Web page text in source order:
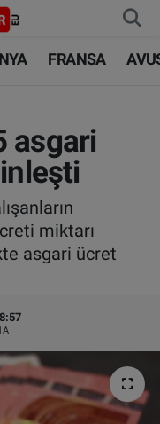
FRANSA
asgari
miktarı
asgari ücret